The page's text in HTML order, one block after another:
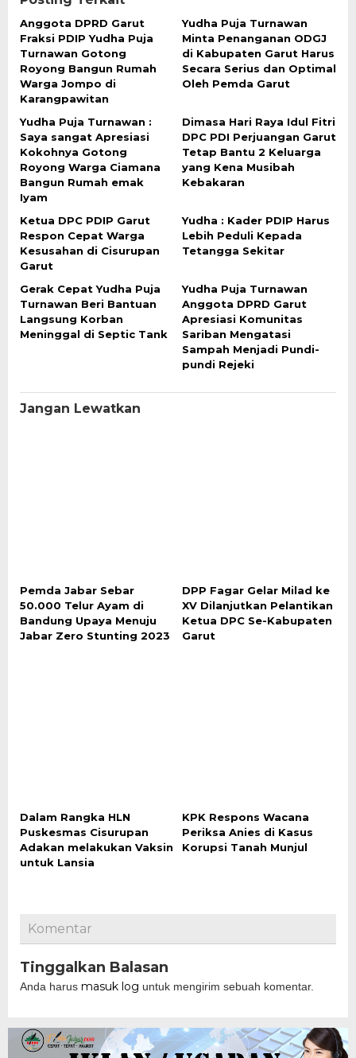
Anggota DPRD Garut
Fraksi PDIP Yudha Puja
Turnawan Gotong
Royong Bangun Rumah
Warga Jompo di
Karangpawitan
Yudha Puja Turnawan
Minta Penanganan ODGJ
di Kabupaten Garut Harus
Secara Serius dan Optimal
Oleh Pemda Garut
Yudha Puja Turnawan :
Saya sangat Apresiasi
Kokohnya Gotong
Royong Warga Ciamana
Bangun Rumah emak
Iyam
Dimasa Hari Raya Idul Fitri
DPC PDI Perjuangan Garut
Tetap Bantu 2 Keluarga
yang Kena Musibah
Kebakaran
Ketua DPC PDIP Garut
Respon Cepat Warga
Kesusahan di Cisurupan
Garut
Yudha : Kader PDIP Harus
Lebih Peduli Kepada
Tetangga Sekitar
Gerak Cepat Yudha Puja
Turnawan Beri Bantuan
Langsung Korban
Meninggal di Septic Tank
Yudha Puja Turnawan
Anggota DPRD Garut
Apresiasi Komunitas
Sariban Mengatasi
Sampah Menjadi Pundi-
pundi Rejeki
Jangan Lewatkan
Pemda Jabar Sebar
50.000 Telur Ayam di
Bandung Upaya Menuju
Jabar Zero Stunting 2023
DPP Fagar Gelar Milad ke
XV Dilanjutkan Pelantikan
Ketua DPC Se-Kabupaten
Garut
Dalam Rangka HLN
Puskesmas Cisurupan
Adakan melakukan Vaksin
untuk Lansia
KPK Respons Wacana
Periksa Anies di Kasus
Korupsi Tanah Munjul
Komentar
Tinggalkan Balasan
Anda harus masuk log untuk mengirim sebuah komentar.